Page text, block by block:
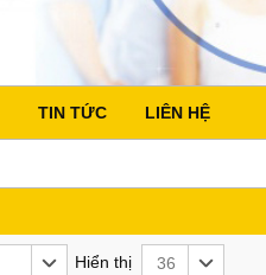
TIN TỨC LIÊN HỆ
Hiển thị 36